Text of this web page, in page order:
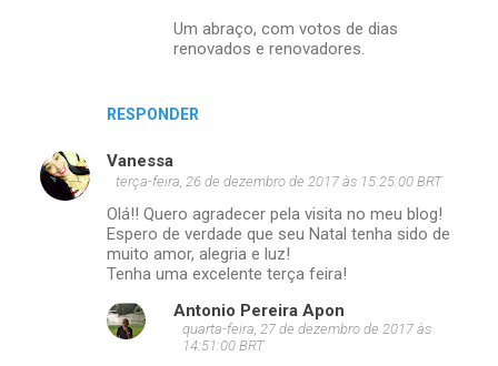
RESPONDER
Um abraço, com votos de dias
renovados e renovadores.
Vanessa
terça-feira, 26 de dezembro de 2017 às 15:25:00 BRT
Olá!! Quero agradecer pela visita no meu blog!
Espero de verdade que seu Natal tenha sido de
muito amor, alegria e luz!
Tenha uma excelente terça feira!
Antonio Pereira Apon
quarta-feira, 27 de dezembro de 2017 às
14:51:00 BRT